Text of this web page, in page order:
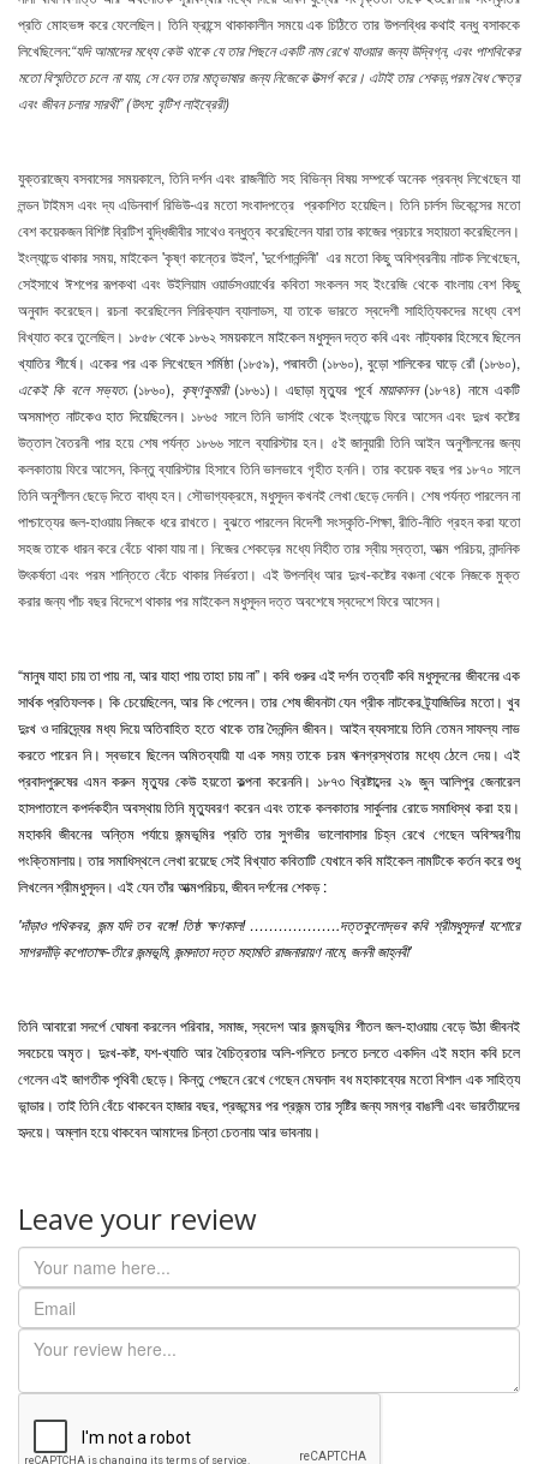
প্রতি মোহভঙ্গ করে ফেলেছিল। তিনি ফ্রান্সে থাকাকালীন সময়ে এক চিঠিতে তার উপলব্ধির কথাই বন্ধু বসাককে
লিখেছিলেন:“যদি আমাদের মধ্যে কেউ থাকে যে তার পিছনে একটি নাম রেখে যাওয়ার জন্য উদ্বিগ্ন, এবং পাশবিকের
মতো বিস্মৃতিতে চলে না যায়, সে যেন তার মাতৃভাষার জন্য নিজেকে উত্সর্গ করে। এটাই তার শেকড়,পরম বৈধ ক্ষেত্র
এবং জীবন চলার সারথী” (উৎস: বৃটিশ লাইব্রেরী)
যুক্তরাজ্যে বসবাসের সময়কালে, তিনি দর্শন এবং রাজনীতি সহ বিভিন্ন বিষয় সম্পর্কে অনেক প্রবন্ধ লিখেছেন যা
লন্ডন টাইমস এবং দ্য এডিনবার্গ রিভিউ-এর মতো সংবাদপত্রে প্রকাশিত হয়েছিল। তিনি চার্লস ডিকেন্সের মতো
বেশ কয়েকজন বিশিষ্ট ব্রিটিশ বুদ্ধিজীবীর সাথেও বন্ধুত্ব করেছিলেন যারা তার কাজের প্রচারে সহায়তা করেছিলেন।
ইংল্যান্ডে থাকার সময়, মাইকেল 'কৃষ্ণ কান্তের উইল', 'দুর্গেশানন্দিনী' এর মতো কিছু অবিশ্বরনীয় নাটক লিখেছেন,
সেইসাথে ঈশপের রূপকথা এবং উইলিয়াম ওয়ার্ডসওয়ার্থের কবিতা সংকলন সহ ইংরেজি থেকে বাংলায় বেশ কিছু
অনুবাদ করেছেন। রচনা করেছিলেন লিরিক্যাল ব্যালাডস, যা তাকে ভারতে স্বদেশী সাহিত্যিকদের মধ্যে বেশ
বিখ্যাত করে তুলেছিল। ১৮৫৮ থেকে ১৮৬২ সময়কালে মাইকেল মধুসূদন দত্ত কবি এবং নাট্যকার হিসেবে ছিলেন
খ্যাতির শীর্ষে। একের পর এক লিখেছেন শর্মিষ্ঠা (১৮৫৯), পদ্মাবতী (১৮৬০), বুড়ো শালিকের ঘাড়ে রোঁ (১৮৬০),
একেই কি বলে সভ্যতা(১৮৬০), কৃষ্ণকুমারী(১৮৬১)। এছাড়া মৃত্যুর পূর্বে মায়াকানন(১৮৭৪) নামে একটি
অসমাপ্ত নাটকেও হাত দিয়েছিলেন। ১৮৬৫ সালে তিনি ভার্সাই থেকে ইংল্যান্ডে ফিরে আসেন এবং দুঃখ কষ্টের
উত্তাল বৈতরনী পার হয়ে শেষ পর্যন্ত ১৮৬৬ সালে ব্যারিস্টার হন। ৫ই জানুয়ারী তিনি আইন অনুশীলনের জন্য
কলকাতায় ফিরে আসেন, কিন্তু ব্যারিস্টার হিসাবে তিনি ভালভাবে গৃহীত হননি। তার কয়েক বছর পর ১৮৭০ সালে
তিনি অনুশীলন ছেড়ে দিতে বাধ্য হন। সৌভাগ্যক্রমে, মধুসূদন কখনই লেখা ছেড়ে দেননি। শেষ পর্যন্ত পারলেন না
পাশ্চাত্যের জল-হাওয়ায় নিজকে ধরে রাখতে। বুঝতে পারলেন বিদেশী সংস্কৃতি-শিক্ষা, রীতি-নীতি গ্রহন করা যতো
সহজ তাকে ধারন করে বেঁচে থাকা যায় না। নিজের শেকড়ের মধ্যে নিহীত তার স্বীয় স্বত্তা, আত্ম পরিচয়, নান্দনিক
উৎকর্ষতা এবং পরম শান্তিতে বেঁচে থাকার নির্ভরতা। এই উপলব্ধি আর দুঃখ-কষ্টের বঞ্চনা থেকে নিজকে মুক্ত
করার জন্য পাঁচ বছর বিদেশে থাকার পর মাইকেল মধুসূদন দত্ত অবশেষে স্বদেশে ফিরে আসেন।
“মানুষ যাহা চায় তা পায় না, আর যাহা পায় তাহা চায় না”। কবি গুরুর এই দর্শন তত্বটি কবি মধুসূদনের জীবনের এক
সার্থক প্রতিফলক। কি চেয়েছিলেন, আর কি পেলেন। তার শেষ জীবনটা যেন গ্রীক নাটকের ট্র্যাজিডির মতো। খুব
দুঃখ ও দারিদ্র্যের মধ্য দিয়ে অতিবাহিত হতে থাকে তার দৈনন্দিন জীবন। আইন ব্যবসায়ে তিনি তেমন সাফল্য লাভ
করতে পারেন নি। স্বভাবে ছিলেন অমিতব্যায়ী যা এক সময় তাকে চরম ঋনগ্রস্থতার মধ্যে ঠেলে দেয়। এই
প্রবাদপুরুষের এমন করুন মৃত্যুর কেউ হয়তো কল্পনা করেননি। ১৮৭৩ খ্রিষ্টাব্দের ২৯ জুন আলিপুর জেনারেল
হাসপাতালে কপর্দকহীন অবস্থায় তিনি মৃত্যুবরণ করেন এবং তাকে কলকাতার সার্কুলার রোডে সমাধিস্থ করা হয়।
মহাকবি জীবনের অন্তিম পর্যায়ে জন্মভূমির প্রতি তার সুগভীর ভালোবাসার চিহ্ন রেখে গেছেন অবিস্মরণীয়
পংক্তিমালায়। তার সমাধিস্থলে লেখা রয়েছে সেই বিখ্যাত কবিতাটি যেখানে কবি মাইকেল নামটিকে কর্তন করে শুধু
লিখলেন শ্রীমধুসূদন। এই যেন তাঁর আত্মপরিচয়, জীবন দর্শনের শেকড় :
'দাঁড়াও পথিকবর, জন্ম যদি তব বঙ্গে! তিষ্ঠ ক্ষণকাল! ……………….দত্তকুলোদ্ভব কবি শ্রীমধুসূদন! যশোরে
সাগরদাঁড়ি কপোতাক্ষ-তীরে জন্মভূমি, জন্মদাতা দত্ত মহামতি রাজনারায়ণ নামে, জননী জাহ্নবী'
তিনি আবারো সদর্পে ঘোষনা করলেন পরিবার, সমাজ, স্বদেশ আর জন্মভূমির শীতল জল-হাওয়ায় বেড়ে উঠা জীবনই
সবচেয়ে অমৃত। দুঃখ-কষ্ট, যশ-খ্যাতি আর বৈচিত্রতার অলি-গলিতে চলতে চলতে একদিন এই মহান কবি চলে
গেলেন এই জাগতীক পৃথিবী ছেড়ে। কিন্তু পেছনে রেখে গেছেন মেঘনাদ বধ মহাকাব্যের মতো বিশাল এক সাহিত্য
ভান্ডার। তাই তিনি বেঁচে থাকবেন হাজার বছর, প্রজন্মের পর প্রজন্ম তার সৃষ্টির জন্য সমগ্র বাঙালী এবং ভারতীয়দের
হৃদয়ে। অম্লান হয়ে থাকবেন আমাদের চিন্তা চেতনায় আর ভাবনায়।
Leave your review